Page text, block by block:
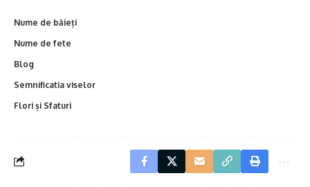
Nume de băieți
Nume de fete
Blog
Semnificatia viselor
Flori și Sfaturi